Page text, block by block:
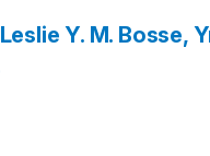
Y. M. Bosse,